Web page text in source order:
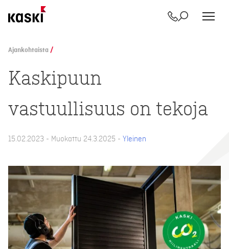
sisältöön
Yhteystiedot
Etsi
Ajankohtaista /
Kaskipuun
vastuullisuus on tekoja
15.02.2023 - Muokattu 24.3.2025 - Yleinen